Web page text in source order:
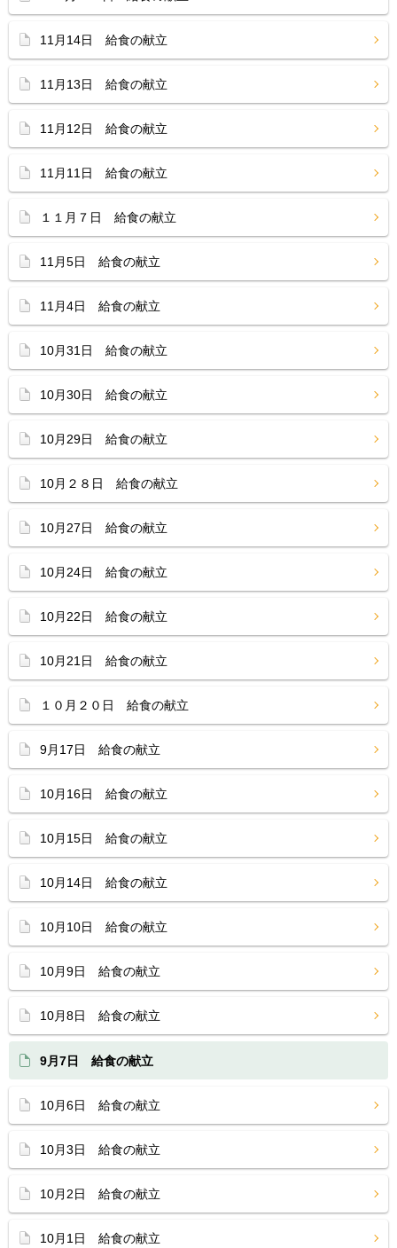
11月14日 給食の献立
11月13日 給食の献立
11月12日 給食の献立
11月11日 給食の献立
１１月７日 給食の献立
11月5日 給食の献立
11月4日 給食の献立
10月31日 給食の献立
10月30日 給食の献立
10月29日 給食の献立
10月２８日 給食の献立
10月27日 給食の献立
10月24日 給食の献立
10月22日 給食の献立
10月21日 給食の献立
１０月２０日 給食の献立
9月17日 給食の献立
10月16日 給食の献立
10月15日 給食の献立
10月14日 給食の献立
10月10日 給食の献立
10月9日 給食の献立
10月8日 給食の献立
9月7日 給食の献立
10月6日 給食の献立
10月3日 給食の献立
10月2日 給食の献立
10月1日 給食の献立